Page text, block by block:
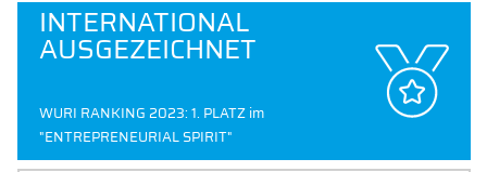
INTERNATIONAL
AUSGEZEICHNET
WURI RANKING 2023: 1. PLATZ im
"ENTREPRENEURIAL SPIRIT"